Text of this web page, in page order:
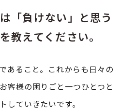
「負けない」と思う
教えてください。
あること。これからも日々の
客様の困りごと一つひとつと
していきたいです。